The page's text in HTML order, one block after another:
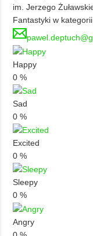
im. Jerzego
Fantastyki w
Happy
0 %
Sad
0 %
Excited
0 %
Sleepy
0 %
Angry